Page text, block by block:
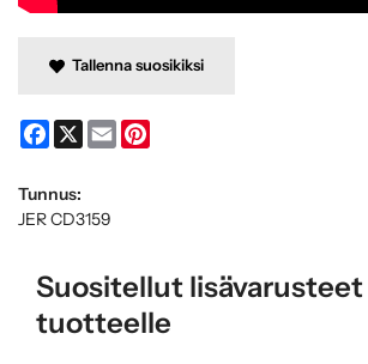
Tallenna suosikiksi
Facebook
X Email
Tunnus:
JER CD3159
Suositellut
tuotteelle